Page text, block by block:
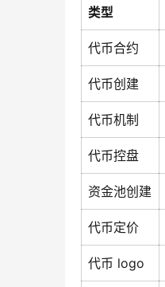
类型
代币合约
代币创建
代币机制
代币控盘
资金池创建
代币定价
代币 logo